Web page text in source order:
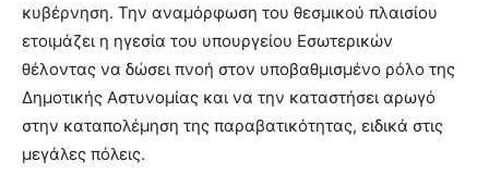
hot
cam
show.desi
xxx
lyons
teaches
κυβέρνηση. Την αναμόρφωση του θεσμικού πλαισίου
ετοιμάζει η ηγεσία του υπουργείου Εσωτερικών
θέλοντας να δώσει πνοή στον υποβαθμισμένο ρόλο της
Δημοτικής Αστυνομίας και να την καταστήσει αρωγό
στην καταπολέμηση της παραβατικότητας, ειδικά στις
μεγάλες πόλεις.